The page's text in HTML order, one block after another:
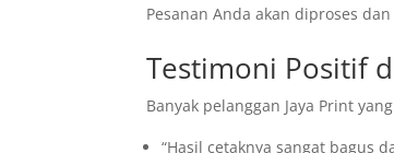
Pesanan Anda akan diproses
Testimoni Positif
Banyak pelanggan Jaya Print
“Hasil cetaknya sangat bagus